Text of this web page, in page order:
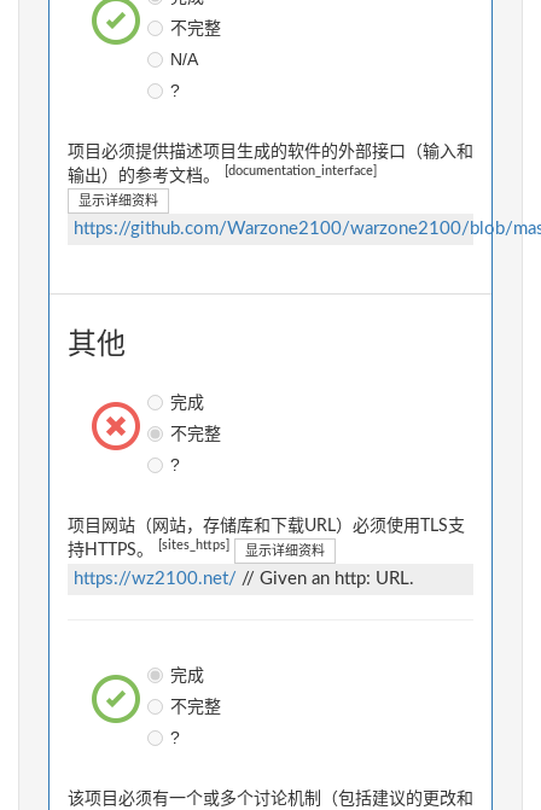
不完整
N/A
?
项目必须提供描述项目生成的软件的外部接口（输入和
输出）的参考文档。
[documentation_interface]
显示详细资料
https://github.com/Warzone2100/warzone2100/blob/
其他
完成
不完整
?
项目网站（网站，存储库和下载URL）必须使用TLS支
持HTTPS。
[sites_https] 显示详细资料
https://wz2100.net/ // Given an http: URL.
完成
不完整
?
该项目必须有一个或多个讨论机制（包括建议的更改和